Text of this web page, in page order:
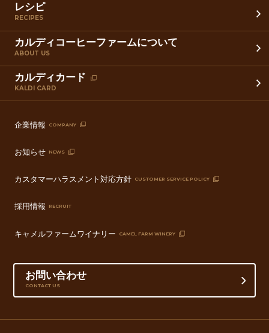
レシピ
RECIPES
カルディコーヒーファームについて
ABOUT US
カルディカード
KALDI CARD
企業情報 COMPANY
お知らせ NEWS
カスタマーハラスメント対応方針 CUSTOMER SERVICE POLICY
採用情報 RECRUIT
キャメルファームワイナリー CAMEL FARM WINERY
お問い合わせ
CONTACT US